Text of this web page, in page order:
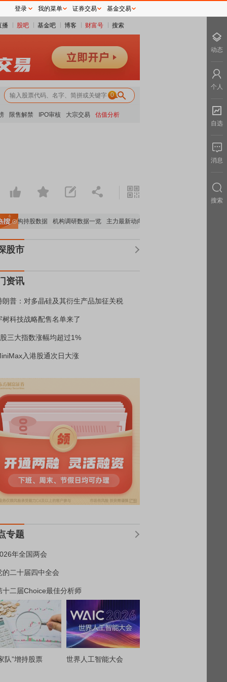
播 股吧 基金吧 博客 财富号 搜索
0
限售解禁 IPO审核 大宗交易 估值分析
构持股数据 机构调研数据一览 主力最新动向 上市公司限售股解禁一览
股市
资讯
朗普：对多晶硅及其衍生产品加征关税
树科技战略配售名单来了
三大指数涨幅均超过1%
入港股通次日大涨
专题
年全国两会
的二十届四中全会
十二届Choice最佳分析师
队”增持股票 世界人工智能大会
登录 我的菜单 证券交易 基金交易
动态
个人
自选
消息
搜索